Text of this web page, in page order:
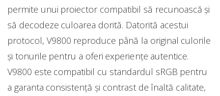
permite unui proiector compatibil să recunoască și
să decodeze culoarea dorită. Datorită acestui
protocol, V9800 reproduce până la original culorile
și tonurile pentru a oferi experiențe autentice.
V9800 este compatibil cu standardul sRGB pentru
a garanta consistență și contrast de înaltă calitate,